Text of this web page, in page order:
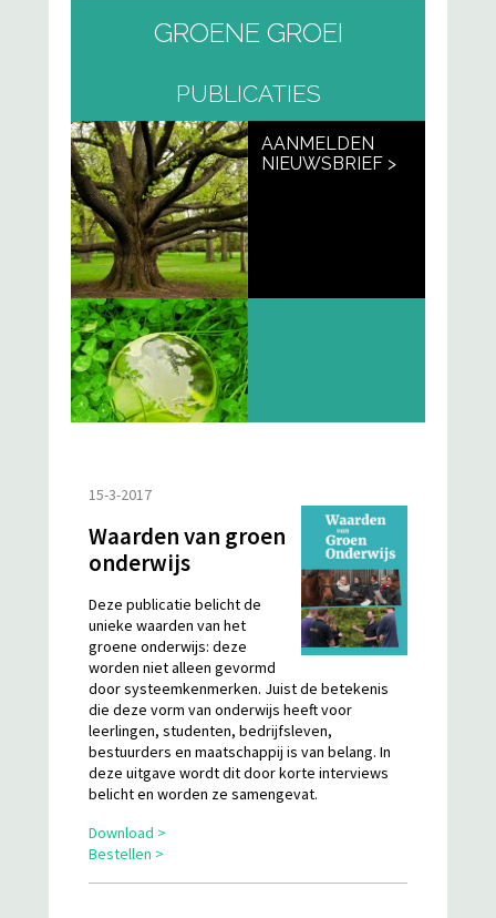
GROENE GROEI
PUBLICATIES
AANMELDEN
NIEUWSBRIEF >
15-3-2017
Waarden van groen
onderwijs
Deze publicatie belicht de
unieke waarden van het
groene onderwijs: deze
worden niet alleen gevormd
door systeemkenmerken. Juist de betekenis
die deze vorm van onderwijs heeft voor
leerlingen, studenten, bedrijfsleven,
bestuurders en maatschappij is van belang. In
deze uitgave wordt dit door korte interviews
belicht en worden ze samengevat.
Download >
Bestellen >